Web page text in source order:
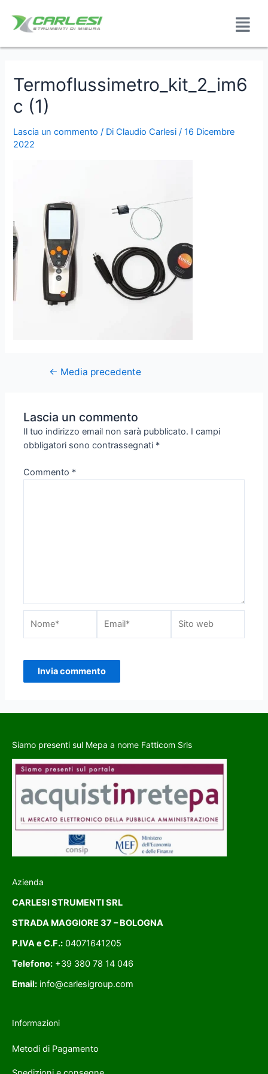
Termoflussimetro_kit_2_im6
c (1)
Lascia un commento / DiClaudio Carlesi /16 Dicembre
2022
← Media precedente
Lascia un commento
Il tuo indirizzo email non sarà pubblicato. I campi
obbligatori sono contrassegnati *
Commento *
Siamo presenti sul Mepa a nome Fatticom Srls
Azienda
CARLESI STRUMENTI SRL
STRADA MAGGIORE 37 – BOLOGNA
P.IVA e C.F.: 04071641205
Telefono: +39 380 78 14 046
Email: info@carlesigroup.com
Informazioni
Metodi di Pagamento